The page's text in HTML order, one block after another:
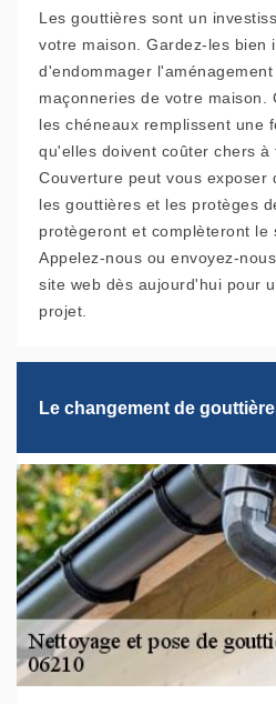
Les gouttières sont un
votre maison. Gardez-les bien
d'endommager
maçonneries de votre maison.
les chéneaux remplissent une
qu'elles doivent coûter chers à
Couverture peut vous exposer
les gouttières et les protèges
protègeront et complèteront le
Appelez-nous ou envoyez-
site web dès aujourd'hui pour
projet.
Le changement de